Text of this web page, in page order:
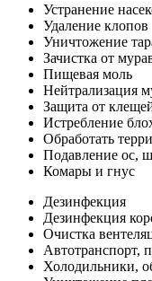
Устранение
Удаление клопов
Уничтожение
Зачистка от
Пищевая моль
Нейтрализация
Защита от
Истребление
Обработать
Подавление ос,
Комары и гнус
Дезинфекция
Дезинфекция
Очистка
Автотранспорт,
Холодильники,